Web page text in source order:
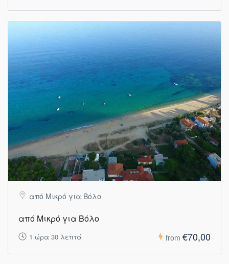
από Μικρό για Βόλο
από Μικρό για Βόλο
1 ώρα 30 λεπτά from €70,00